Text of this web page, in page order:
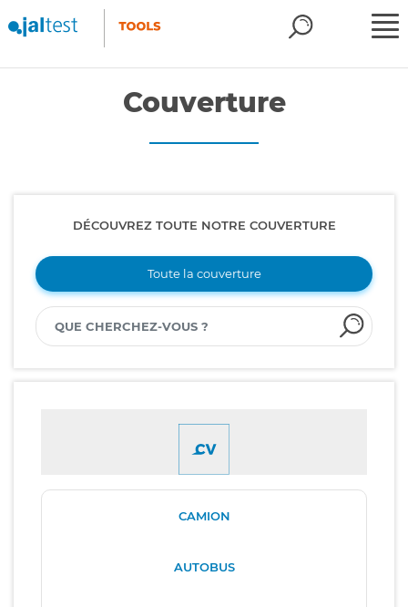
Couverture
DÉCOUVREZ TOUTE NOTRE COUVERTURE
Toute la couverture
CAMION
AUTOBUS